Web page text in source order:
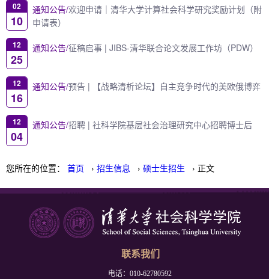
您所在的位置： 首页 › 招生信息 › 硕士生招生 › 正文
02
10
通知公告/欢迎申请｜清华大学计算社会科学研究奖励计划（附
申请表）
12
25
通知公告/征稿启事 | JIBS-清华联合论文发展工作坊（PDW）
12
16
通知公告/预告 | 【战略清析论坛】自主竞争时代的美欧俄博弈
12
04
通知公告/招聘 | 社科学院基层社会治理研究中心招聘博士后
联系我们
电话：010-62780592